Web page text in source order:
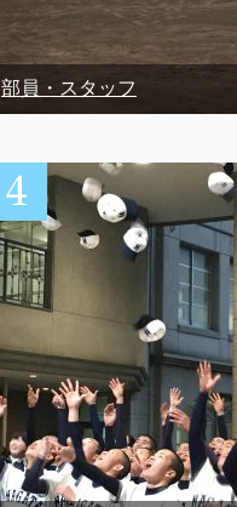
部員・スタッフ